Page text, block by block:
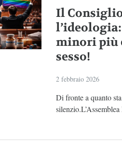
Il
minori più
sesso!
2 febbraio 2026
Di fronte a quanto